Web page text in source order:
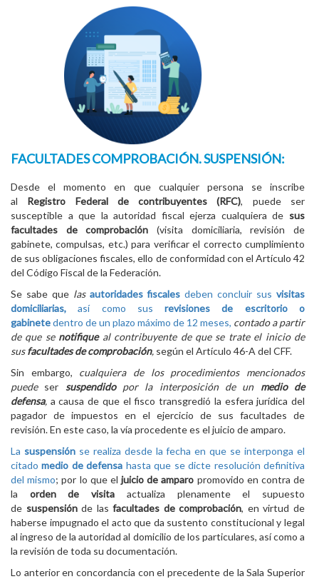
FACULTADES COMPROBACIÓN. SUSPENSIÓN:
Desde el momento en que cualquier persona se inscribe
al Registro Federal de contribuyentes (RFC), puede ser
susceptible a que la autoridad fiscal ejerza cualquiera de sus
facultades de comprobación (visita domiciliaria, revisión de
gabinete, compulsas, etc.) para verificar el correcto cumplimiento
de sus obligaciones fiscales, ello de conformidad con el Artículo 42
del Código Fiscal de la Federación.
Se sabe que las autoridades fiscales deben concluir susvisitas
domiciliarias, así como susrevisiones de escritorio o
gabinetedentro de un plazo máximo de 12 meses, contado a partir
de que se notifiqueal contribuyente de que se trate el inicio de
susfacultades de comprobación, según el Artículo 46-A del CFF.
Sin embargo, cualquiera de los procedimientos mencionados
puede ser suspendidopor la interposición de un medio de
defensa, a causa de que el fisco transgredió la esfera jurídica del
pagador de impuestos en el ejercicio de sus facultades de
revisión. En este caso, la vía procedente es el juicio de amparo.
La suspensiónse realiza desde la fecha en que se interponga el
citadomedio de defensa hasta que se dicte resolución definitiva
del mismo; por lo que eljuicio de amparo promovido en contra de
la orden de visita actualiza plenamente el supuesto
de suspensiónde lasfacultades de comprobación, en virtud de
haberse impugnado el acto que da sustento constitucional y legal
al ingreso de la autoridad al domicilio de los particulares, así como a
la revisión de toda su documentación.
Lo anterior en concordancia con el precedente de la Sala Superior